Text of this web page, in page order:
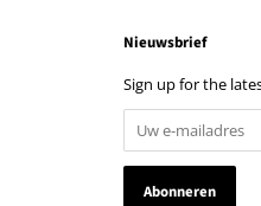
Nieuwsbrief
Sign up for the